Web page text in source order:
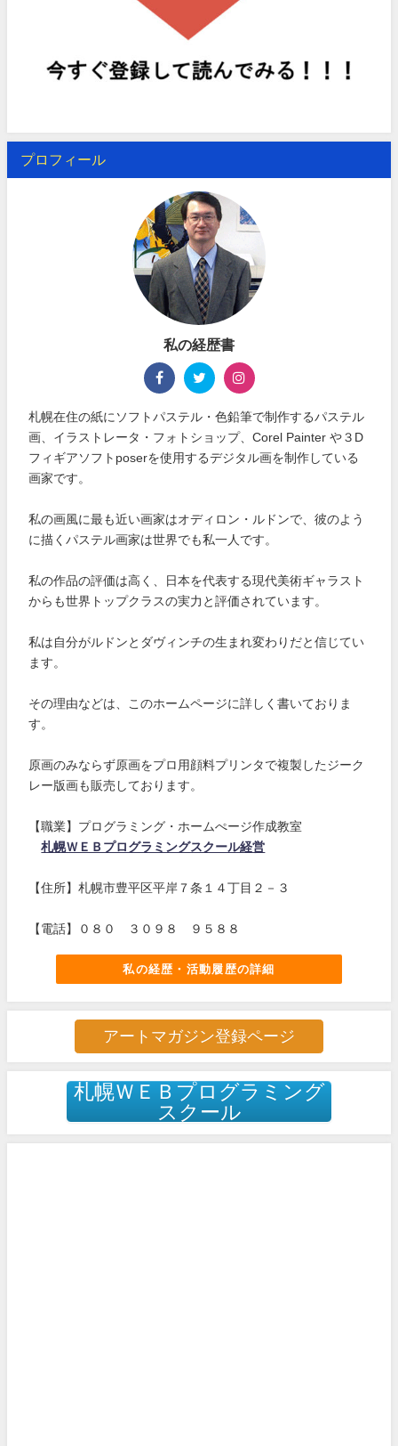
プロフィール
私の経歴書
札幌在住の紙にソフトパステル・色鉛筆で制作するパステル
画、イラストレータ・フォトショップ、Corel Painter や３D
フィギアソフトposerを使用するデジタル画を制作している
画家です。
私の画風に最も近い画家はオディロン・ルドンで、彼のよう
に描くパステル画家は世界でも私一人です。
私の作品の評価は高く、日本を代表する現代美術ギャラスト
からも世界トップクラスの実力と評価されています。
私は自分がルドンとダヴィンチの生まれ変わりだと信じてい
ます。
その理由などは、このホームページに詳しく書いておりま
す。
原画のみならず原画をプロ用顔料プリンタで複製したジーク
レー版画も販売しております。
【職業】プログラミング・ホームぺージ作成教室
札幌ＷＥＢプログラミングスクール経営
【住所】札幌市豊平区平岸７条１４丁目２－３
【電話】０８０ ３０９８ ９５８８
私の経歴・活動履歴の詳細
アートマガジン登録ページ
札幌ＷＥＢプログラミング
スクール